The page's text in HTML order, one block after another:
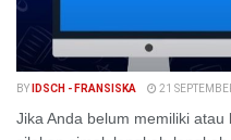
BY IDSCH - FRANSISKA 21
Jika Anda belum memiliki atau